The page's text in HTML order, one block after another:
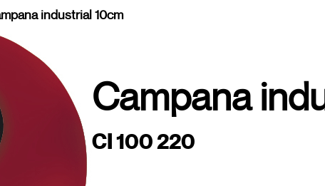
industrial 10cm
Campana
CI 100 220